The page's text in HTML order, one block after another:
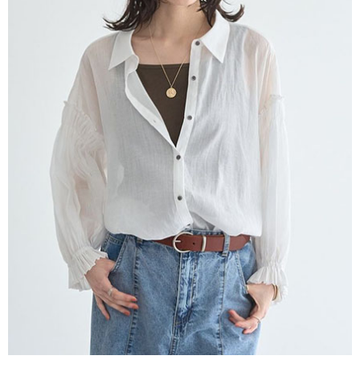
1.本服務係由「台灣大哥大股份有限公司」（以下簡稱本公司）所提供，讓
用戶於交易時，得透過本服務購買商品或服務，並由商店將買賣／分期付款
買賣價金債權讓與本公司後，依約使用本公司帳單繳交帳款。
2.基於同意付款使用「大哥付你分期」之契約關係目的，商店將以您的個人
資料（包含姓名、電話或地址）提供予台灣大哥大進項蒐集、處理及利用，
由本公司與您本人進行分期帳單所需資料之確認、核對及更正。
3.完整用戶服務條款，請詳閱以下連結：
https://oppay.tw/userRule
ATM／網路銀行／等多元方式進行付款，方視為交易完成。
※ 請注意：結帳手續完成當下不需立刻繳費，但若您需要取消訂單，請聯絡
購買商品的店家。未經商家同意取消之訂單仍視為有效，需透過AFTEE先享
後付繳納相關費用。
※ 交易是否成功請以「AFTEE先享後付 」之結帳頁面顯示為準，若有關於
是否繳費成功／繳費後需取消欲退款等相關疑問，請聯繫「AFTEE先享後付
客戶支援中心」
https://netprotections.freshdesk.com/support/home
１．透過由恩沛科技股份有限公司提供之「AFTEE先享後付」服務完成之交
易，需依本服務之必要範圍內提供個人資料，並將交易相關給付款項請求債
權轉讓予恩沛科技股份有限公司。
２．關於個人資料處理事宜，請瀏覽以下網址：
https://aftee.tw/terms/#terms3
３．未成年的使用者請事先徵得法定代理人或監護人之同意方可使用
「AFTEE先享後付」，若未經同意申辦者引起之損失，本公司不負相關責
４．使用「AFTEE先享後付」時，將依據個別帳號之用戶狀況，依本公司即
時審查核予不同之上限額度；若仍有額度不足之情形，本公司將視審查結果
請求用戶進行身份認證。
５．嚴禁一人註冊多個帳號或使用他人資訊註冊。若發現惡意使用之情形，
恩沛科技股份有限公司將有權停止該用戶之使用額度並採取法律行動。
每筆NT$60，滿NT$888(含以上)免運費
萊爾富純取貨
每筆NT$60，滿NT$888(含以上)免運費
7-11取貨付款
每筆NT$60，滿NT$888(含以上)免運費
7-11純取貨
每筆NT$60，滿NT$888(含以上)免運費
每筆NT$90，滿NT$888(含以上)免運費